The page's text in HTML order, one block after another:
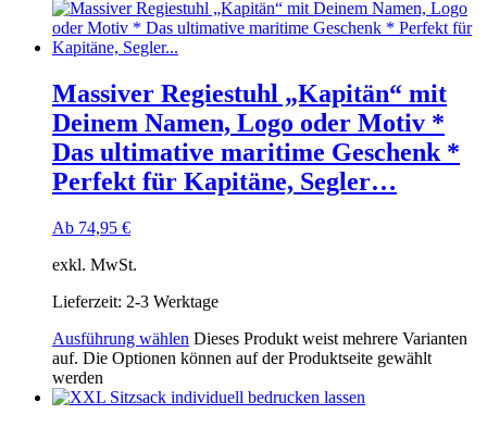
Massiver Regiestuhl „Kapitän“ mit
Deinem Namen, Logo oder Motiv *
Das ultimative maritime Geschenk *
Perfekt für Kapitäne, Segler…
Ab 74,95 €
exkl. MwSt.
Lieferzeit: 2-3 Werktage
Ausführung wählen Dieses Produkt weist mehrere Varianten
auf. Die Optionen können auf der Produktseite gewählt
werden